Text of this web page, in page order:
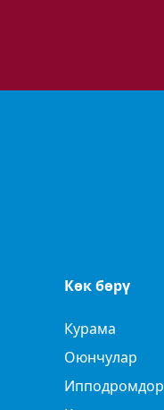
Көк бөрү
Курама
Оюнчулар
Ипподромдор